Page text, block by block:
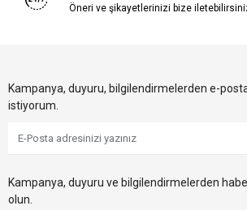
Öneri ve şikayetlerinizi bize
Kampanya, duyuru, bilgilendirmelerden e-
istiyorum.
Kampanya, duyuru ve bilgilendirmelerden
olun.